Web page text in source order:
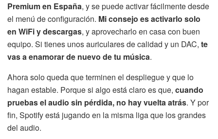
Premium en España, y se puede activar fácilmente desde
el menú de configuración. Mi consejo es activarlo solo
en WiFi y descargas, y aprovecharlo en casa con buen
equipo. Si tienes unos auriculares de calidad y un DAC, te
vas a enamorar de nuevo de tu música.
Ahora solo queda que terminen el despliegue y que lo
hagan estable. Porque si algo está claro es que, cuando
pruebas el audio sin pérdida, no hay vuelta atrás. Y por
fin, Spotify está jugando en la misma liga que los grandes
del audio.